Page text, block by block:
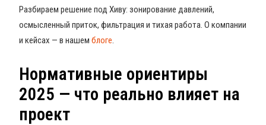
Разбираем решение под Хиву: зонирование давлений,
осмысленный приток, фильтрация и тихая работа. О компании
и кейсах — в нашем блоге.
Нормативные ориентиры
2025 — что реально влияет на
проект